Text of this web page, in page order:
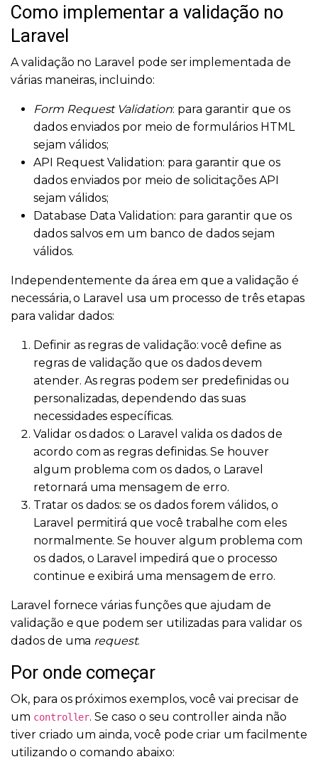
Como implementar a validação no
Laravel
A validação no Laravel pode ser implementada de
várias maneiras, incluindo:
Form Request Validation: para garantir que os
dados enviados por meio de formulários HTML
sejam válidos;
API Request Validation: para garantir que os
dados enviados por meio de solicitações API
sejam válidos;
Database Data Validation: para garantir que os
dados salvos em um banco de dados sejam
válidos.
Independentemente da área em que a validação é
necessária, o Laravel usa um processo de três etapas
para validar dados:
Definir as regras de validação: você define as
regras de validação que os dados devem
atender. As regras podem ser predefinidas ou
personalizadas, dependendo das suas
necessidades específicas.
Validar os dados: o Laravel valida os dados de
acordo com as regras definidas. Se houver
algum problema com os dados, o Laravel
retornará uma mensagem de erro.
Tratar os dados: se os dados forem válidos, o
Laravel permitirá que você trabalhe com eles
normalmente. Se houver algum problema com
os dados, o Laravel impedirá que o processo
continue e exibirá uma mensagem de erro.
Laravel fornece várias funções que ajudam de
validação e que podem ser utilizadas para validar os
dados de uma request.
Por onde começar
Ok, para os próximos exemplos, você vai precisar de
um controller. Se caso o seu controller ainda não
tiver criado um ainda, você pode criar um facilmente
utilizando o comando abaixo: